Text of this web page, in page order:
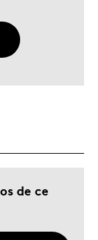
de ce